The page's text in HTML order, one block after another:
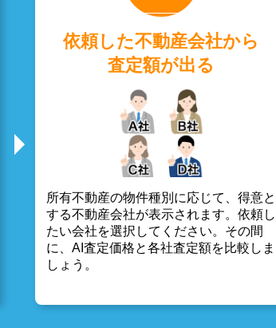
依頼した不動産会社から
査定額が出る
所有不動産の物件種別に応じて、得意と
する不動産会社が表示されます。依頼し
たい会社を選択してください。その間
に、AI査定価格と各社査定額を比較しま
しょう。